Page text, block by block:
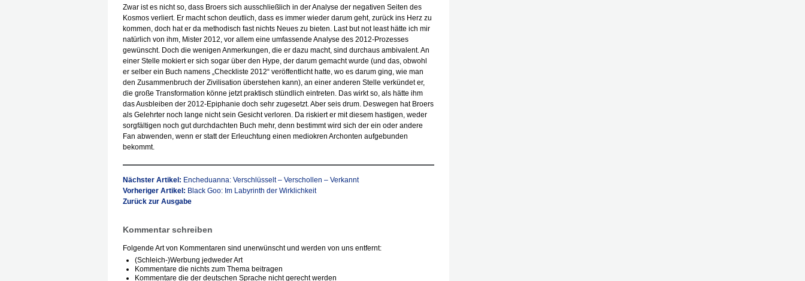
Zwar ist es nicht so, dass Broers sich ausschließlich in der Analyse der negativen Seiten des
Kosmos verliert. Er macht schon deutlich, dass es immer wieder darum geht, zurück ins Herz zu
kommen, doch hat er da methodisch fast nichts Neues zu bieten. Last but not least hätte ich mir
natürlich von ihm, Mister 2012, vor allem eine umfassende Analyse des 2012-Prozesses
gewünscht. Doch die wenigen Anmerkungen, die er dazu macht, sind durchaus ambivalent. An
einer Stelle mokiert er sich sogar über den Hype, der darum gemacht wurde (und das, obwohl
er selber ein Buch namens „Checkliste 2012“ veröffentlicht hatte, wo es darum ging, wie man
den Zusammenbruch der Zivilisation überstehen kann), an einer anderen Stelle verkündet er,
die große Transformation könne jetzt praktisch stündlich eintreten. Das wirkt so, als hätte ihm
das Ausbleiben der 2012-Epiphanie doch sehr zugesetzt. Aber seis drum. Deswegen hat Broers
als Gelehrter noch lange nicht sein Gesicht verloren. Da riskiert er mit diesem hastigen, weder
sorgfältigen noch gut durchdachten Buch mehr, denn bestimmt wird sich der ein oder andere
Fan abwenden, wenn er statt der Erleuchtung einen mediokren Archonten aufgebunden
bekommt.
Nächster Artikel: Encheduanna: Verschlüsselt – Verschollen – Verkannt
Vorheriger Artikel: Black Goo: Im Labyrinth der Wirklichkeit
Zurück zur Ausgabe
Kommentar schreiben
Folgende Art von Kommentaren sind unerwünscht und werden von uns entfernt:
(Schleich-)Werbung jedweder Art
Kommentare die nichts zum Thema beitragen
Kommentare die der deutschen Sprache nicht gerecht werden